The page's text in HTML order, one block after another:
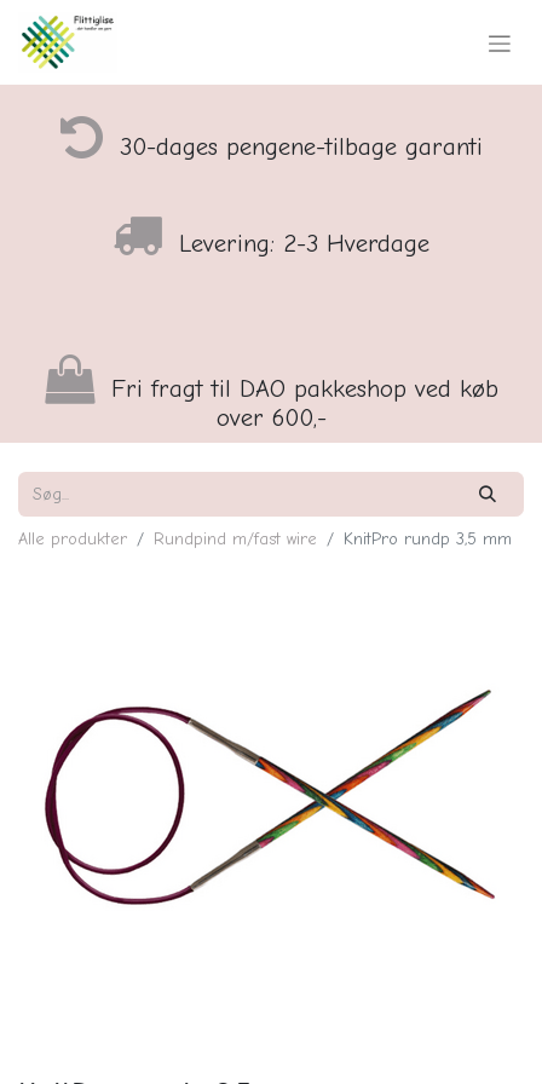
30-dages pengene-tilbage garanti
Levering: 2-3 Hverdage
Fri fragt til DAO pakkeshop ved køb
over 600,-
Alle produkter Rundpind m/fast wire KnitPro rundp 3,5 mm